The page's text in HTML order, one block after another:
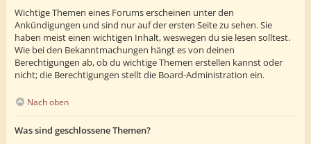
Wichtige Themen eines Forums erscheinen unter den
Ankündigungen und sind nur auf der ersten Seite zu sehen. Sie
haben meist einen wichtigen Inhalt, weswegen du sie lesen solltest.
Wie bei den Bekanntmachungen hängt es von deinen
Berechtigungen ab, ob du wichtige Themen erstellen kannst oder
nicht; die Berechtigungen stellt die Board-Administration ein.
Nach oben
Was sind geschlossene Themen?